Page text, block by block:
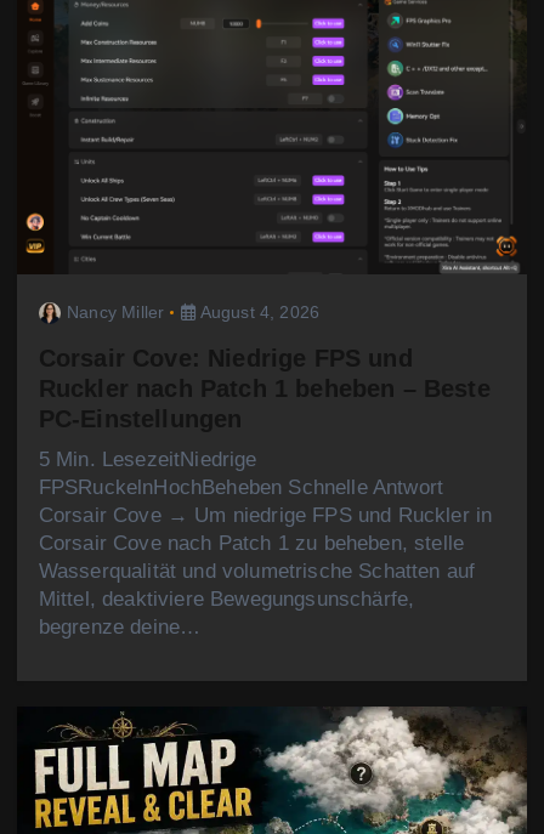
Nancy Miller August 4, 2026
Corsair Cove: Niedrige FPS und
Ruckler nach Patch 1 beheben – Beste
PC-Einstellungen
5 Min. LesezeitNiedrige
FPSRuckelnHochBeheben Schnelle Antwort
Corsair Cove → Um niedrige FPS und Ruckler in
Corsair Cove nach Patch 1 zu beheben, stelle
Wasserqualität und volumetrische Schatten auf
Mittel, deaktiviere Bewegungsunschärfe,
begrenze deine…